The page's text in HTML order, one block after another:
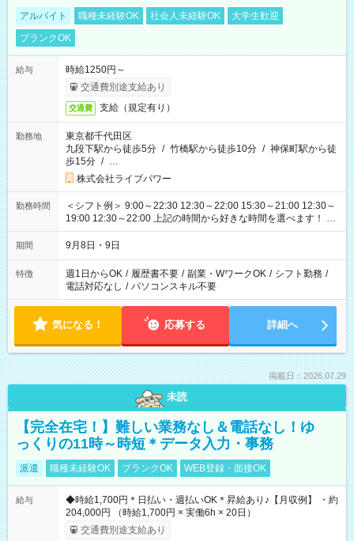
アルバイト 職種未経験OK 社会人未経験OK
大学生歓迎
ブランクOK
給与
時給1250円～
交通費別途支給あり
交通費 支給（規定有り）
勤務地
東京都千代田区
九段下駅から徒歩5分 / 竹橋駅から徒歩10分 / 神保町駅から徒
歩15分 / …
株式会社ライブパワー
勤務時間
＜シフト例＞ 9:00～22:30 12:30～22:00 15:30～21:00 12:30～
19:00 12:30～22:00 上記の時間から好きな時間を選べます！ ※
時間は変更となる可能性があります
期間 9月8日・9日
特徴 週1日からOK / 履歴書不要 / 副業・WワークOK / シフト勤務 /
電話対応なし / パソコンスキル不要
気になる！ 応募する 詳細へ
掲載日：2026.07.29
未読
【完全在宅！】難しい業務なし＆電話なし！ゆ
っくりの11時～時短＊データ入力・事務
派遣 職種未経験OK ブランクOK WEB登録・面接OK
給与
◆時給1,700円＊日払い・週払いOK＊昇給あり♪【月収例】 ・約
204,000円 （時給1,700円 × 実働6h × 20日）
交通費別途支給あり